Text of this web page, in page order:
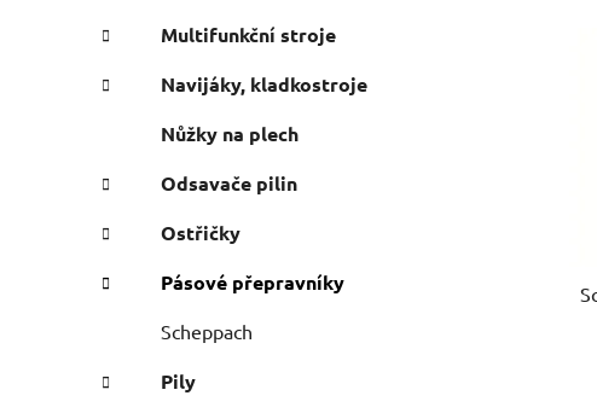
Multifunkční stroje
Navijáky, kladkostroje
Nůžky na plech
Odsavače pilin
Ostřičky
Pásové přepravníky
Scheppach
Pily